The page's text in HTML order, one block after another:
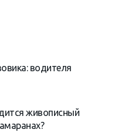
водителя
живописный